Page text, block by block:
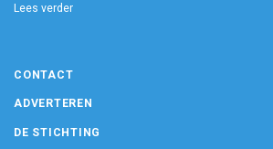
Lees verder
CONTACT
ADVERTEREN
DE STICHTING